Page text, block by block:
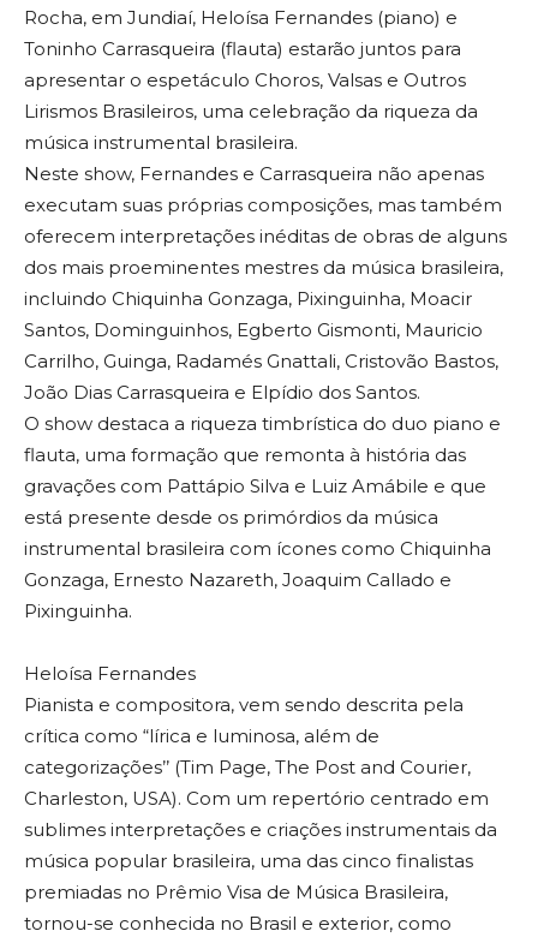
Rocha, em Jundiaí, Heloísa Fernandes (piano) e
Toninho Carrasqueira (flauta) estarão juntos para
apresentar o espetáculo Choros, Valsas e Outros
Lirismos Brasileiros, uma celebração da riqueza da
música instrumental brasileira.
Neste show, Fernandes e Carrasqueira não apenas
executam suas próprias composições, mas também
oferecem interpretações inéditas de obras de alguns
dos mais proeminentes mestres da música brasileira,
incluindo Chiquinha Gonzaga, Pixinguinha, Moacir
Santos, Dominguinhos, Egberto Gismonti, Mauricio
Carrilho, Guinga, Radamés Gnattali, Cristovão Bastos,
João Dias Carrasqueira e Elpídio dos Santos.
O show destaca a riqueza timbrística do duo piano e
flauta, uma formação que remonta à história das
gravações com Pattápio Silva e Luiz Amábile e que
está presente desde os primórdios da música
instrumental brasileira com ícones como Chiquinha
Gonzaga, Ernesto Nazareth, Joaquim Callado e
Pixinguinha.
Heloísa Fernandes
Pianista e compositora, vem sendo descrita pela
crítica como “lírica e luminosa, além de
categorizações’’ (Tim Page, The Post and Courier,
Charleston, USA). Com um repertório centrado em
sublimes interpretações e criações instrumentais da
música popular brasileira, uma das cinco finalistas
premiadas no Prêmio Visa de Música Brasileira,
tornou-se conhecida no Brasil e exterior, como